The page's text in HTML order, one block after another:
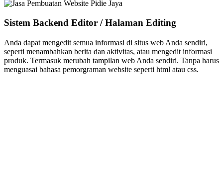
Sistem Backend Editor / Halaman Editing
Anda dapat mengedit semua informasi di situs web Anda sendiri,
seperti menambahkan berita dan aktivitas, atau mengedit informasi
produk. Termasuk merubah tampilan web Anda sendiri. Tanpa harus
menguasai bahasa pemorgraman website seperti html atau css.